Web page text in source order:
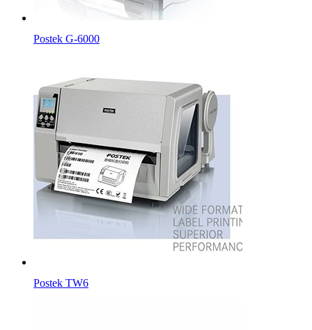
Postek G-6000
Postek TW6